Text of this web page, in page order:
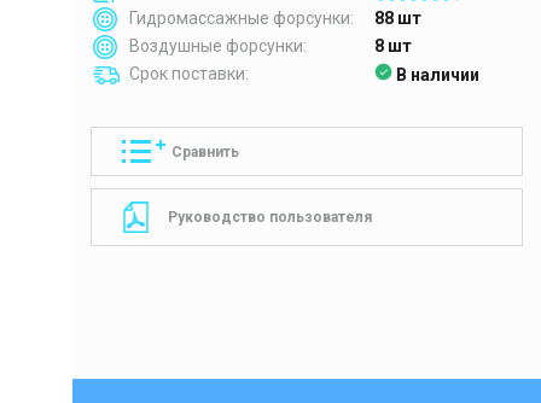
Гидромассажные форсунки:
88 шт
Воздушные форсунки:
8 шт
Срок поставки:
В наличии
Сравнить
Руководство пользователя